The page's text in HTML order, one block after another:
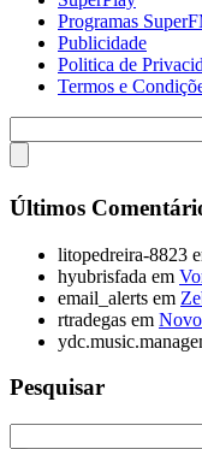
Programas
Publicidade
Politica de
Termos e
Últimos
litopedreira-8823
hyubrisfada em
email_alerts em
rtradegas em
Pesquisar